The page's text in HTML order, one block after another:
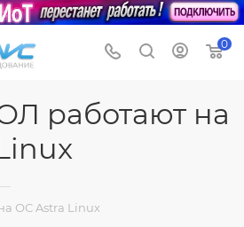
0
работают на
ОС Astra Linux